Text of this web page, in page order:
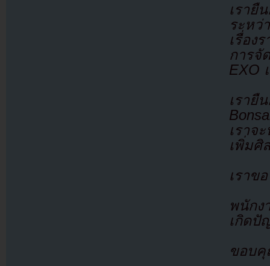
เรายื
ระหว่
เรื่อง
การจั
EXO
เรายื
เราจ
เพิ่มศิ
เราข
พนักง
เกิดปั
ขอบคุ